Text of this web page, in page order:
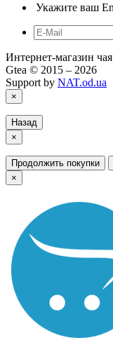
Укажите ваш
Интернет-магазин чая
Gtea © 2015 – 2026
Support by NAT.od.ua
×
Назад
×
Продолжить покупки
×